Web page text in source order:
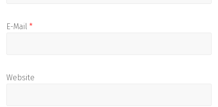
E-Mail*
Website